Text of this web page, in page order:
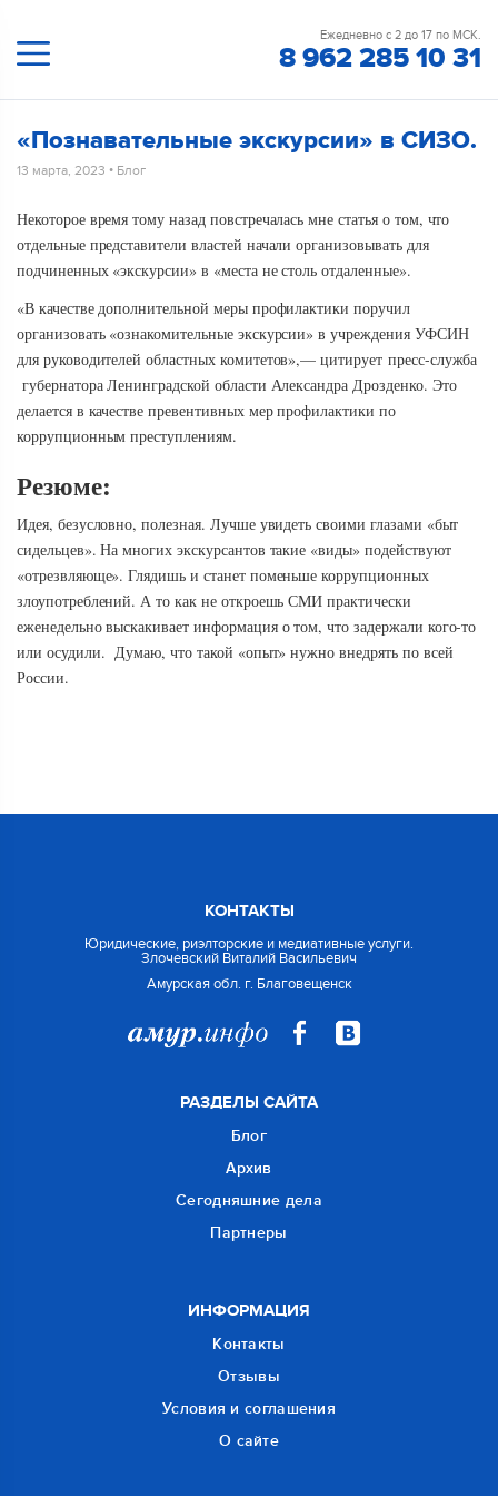
Ежедневно с 2 до 17 по МСК.
8 962 285 10 31
«Познавательные экскурсии» в СИЗО.
13 марта, 2023 • Блог
Некоторое время тому назад повстречалась мне статья о том, что
отдельные представители властей начали организовывать для
подчиненных «экскурсии» в «места не столь отдаленные».
«В качестве дополнительной меры профилактики поручил
организовать «ознакомительные экскурсии» в учреждения УФСИН
для руководителей областных комитетов»,— цитирует пресс-служба
губернатора Ленинградской области Александра Дрозденко. Это
делается в качестве превентивных мер профилактики по
коррупционным преступлениям.
Резюме:
Идея, безусловно, полезная. Лучше увидеть своими глазами «быт
сидельцев». На многих экскурсантов такие «виды» подействуют
«отрезвляюще». Глядишь и станет поменьше коррупционных
злоупотреблений. А то как не откроешь СМИ практически
еженедельно выскакивает информация о том, что задержали кого-то
или осудили. Думаю, что такой «опыт» нужно внедрять по всей
России.
КОНТАКТЫ
Юридические, риэлторские и медиативные услуги.
Злочевский Виталий Васильевич
Амурская обл. г. Благовещенск
РАЗДЕЛЫ САЙТА
Блог
Архив
Сегодняшние дела
Партнеры
ИНФОРМАЦИЯ
Контакты
Отзывы
Условия и соглашения
О сайте